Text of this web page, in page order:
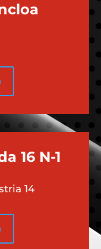
16 N-1
14